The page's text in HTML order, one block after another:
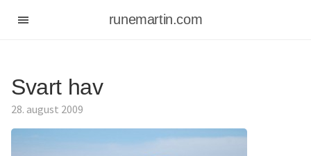
runemartin.com
Svart hav
28. august 2009